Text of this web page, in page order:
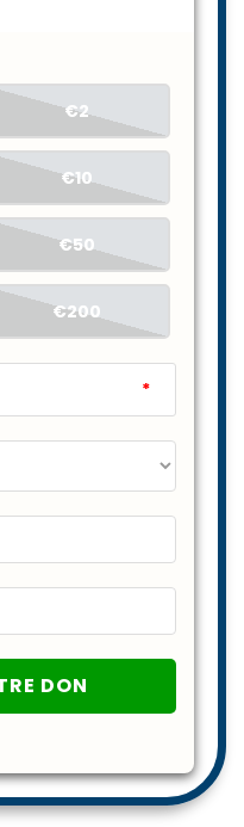
€2
€10
€50
€200
*